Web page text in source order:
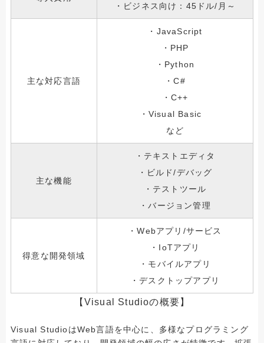
・ビジネス向け：45ドル/月～
主な対応言語
・JavaScript
・PHP
・Python
・C#
・C++
・Visual Basic
など
主な機能
・テキストエディタ
・ビルド/デバッグ
・テストツール
・バージョン管理
得意な開発領域
・Webアプリ/サービス
・IoTアプリ
・モバイルアプリ
・デスクトップアプリ
【Visual Studioの概要】
Visual StudioはWeb言語を中心に、多様なプログラミング